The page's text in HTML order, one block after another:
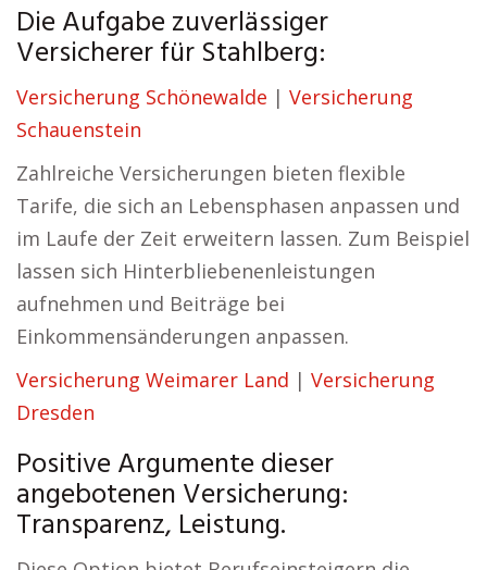
Die Aufgabe zuverlässiger
Versicherer für Stahlberg:
Versicherung Schönewalde | Versicherung
Schauenstein
Zahlreiche Versicherungen bieten flexible
Tarife, die sich an Lebensphasen anpassen und
im Laufe der Zeit erweitern lassen. Zum Beispiel
lassen sich Hinterbliebenenleistungen
aufnehmen und Beiträge bei
Einkommensänderungen anpassen.
Versicherung Weimarer Land | Versicherung
Dresden
Positive Argumente dieser
angebotenen Versicherung:
Transparenz, Leistung.